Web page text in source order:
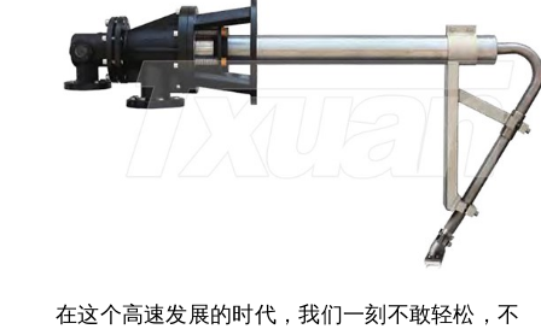
在这个高速发展的时代，我们一刻不敢轻松，不